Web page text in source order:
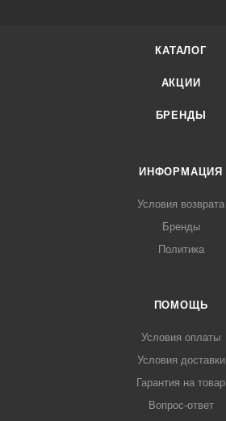
КАТАЛОГ
АКЦИИ
БРЕНДЫ
ИНФОРМАЦИЯ
Условия возврата
Бренды
Политика
ПОМОЩЬ
Условия оплаты
Условия доставки
Гарантия на товар
Вопрос-ответ